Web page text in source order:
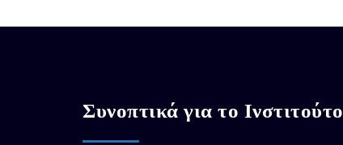
Συνοπτικά για το Ινστιτούτο